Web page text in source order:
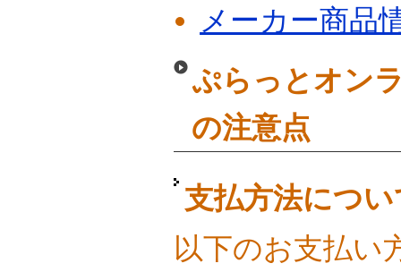
メーカー商品
ぷらっとオン
の注意点
支払方法につい
以下のお支払い